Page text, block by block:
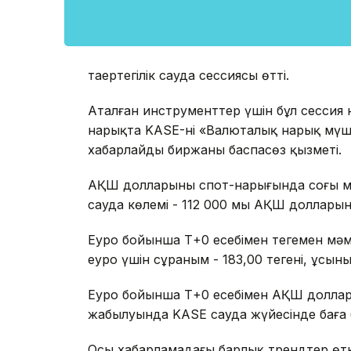
таңертеңгілік сауда сессиясы өтті.
Аталған инструменттер үшін бұл сессия
нарықта KASE-нің «Валюталық нарық
хабарлайды биржаның баспасөз қызметі.
АҚШ долларының спот-нарығында соңғы
сауда көлемі - 112 000 мың АҚШ
Еуро бойынша Т+0 есебімен теңгемен
еуро үшін сұраным - 183,00 теңгені,
Еуро бойынша Т+0 есебімен АҚШ
жабылуында KASE сауда жүйесінде баға